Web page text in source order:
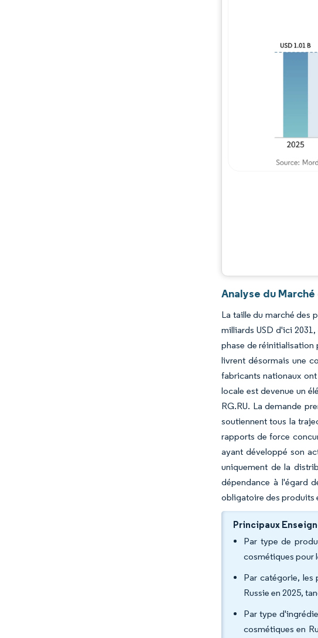
Analyse du
La taille du marché des
milliards USD d'ici
phase de réinitialisation
livrent désormais une
fabricants nationaux
locale est devenue un
RG.RU. La demande
soutiennent tous la
rapports de force
ayant développé son
uniquement de la
dépendance à l'égard
obligatoire des produits
Principaux
Par type de
cosmétiques pour
Par catégorie, les
Russie en 2025,
Par type
cosmétiques en